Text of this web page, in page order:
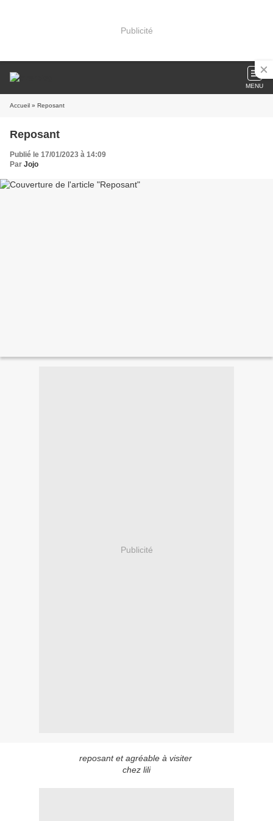
Publicité
MENU
Accueil » Reposant
Reposant
Publié le 17/01/2023 à 14:09
Par Jojo
Publicité
reposant et agréable à visiter
chez lili